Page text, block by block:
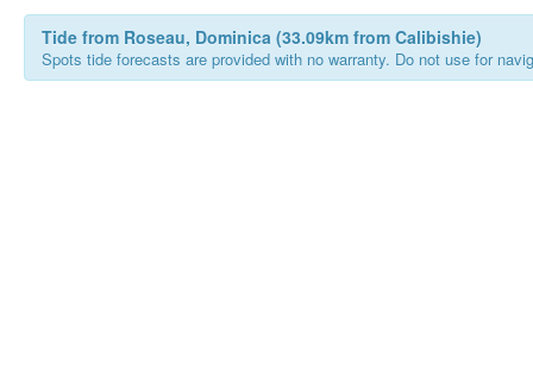
Tide from Roseau, Dominica (33.09km from Calibishie)
Spots tide forecasts are provided with no warranty. Do not use for